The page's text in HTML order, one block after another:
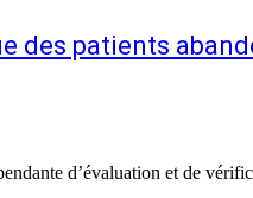
des patients
d’évaluation et de